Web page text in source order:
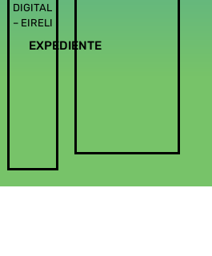
DIGITAL
– EIRELI
EXPEDIENTE